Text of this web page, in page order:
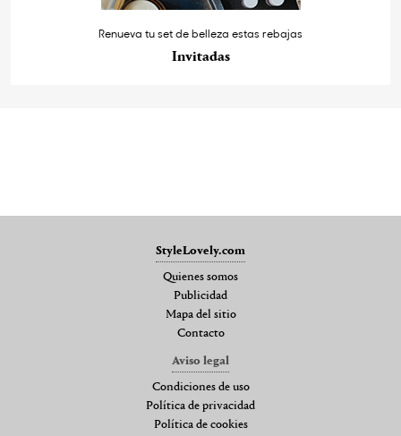
Renueva tu set de belleza estas rebajas
Invitadas
StyleLovely.com
Quienes somos
Publicidad
Mapa del sitio
Contacto
Aviso legal
Condiciones de uso
Política de privacidad
Política de cookies